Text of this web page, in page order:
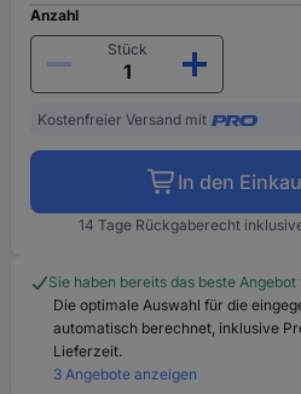
Anzahl
Stück
Kostenfreier Versand mit
In den
14 Tage Rückgaberecht
Sie haben bereits das beste
Die optimale Auswahl für die
automatisch berechnet, inklusive
Lieferzeit.
3 Angebote anzeigen